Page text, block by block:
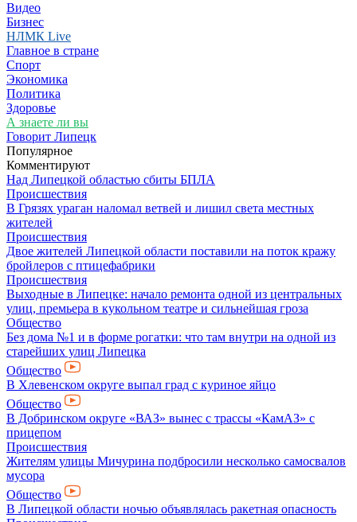
Видео
Бизнес
НЛМК Live
Главное в стране
Спорт
Экономика
Политика
Здоровье
А знаете ли вы
Говорит Липецк
Популярное
Комментируют
Над Липецкой областью сбиты БПЛА
Происшествия
В Грязях ураган наломал ветвей и лишил света местных
жителей
Происшествия
Двое жителей Липецкой области поставили на поток кражу
бройлеров с птицефабрики
Происшествия
Выходные в Липецке: начало ремонта одной из центральных
улиц, премьера в кукольном театре и сильнейшая гроза
Общество
Без дома №1 и в форме рогатки: что там внутри на одной из
старейших улиц Липецка
Общество
В Хлевенском округе выпал град с куриное яйцо
Общество
В Добринском округе «ВАЗ» вынес с трассы «КамАЗ» с
прицепом
Происшествия
Жителям улицы Мичурина подбросили несколько самосвалов
мусора
Общество
В Липецкой области ночью объявлялась ракетная опасность